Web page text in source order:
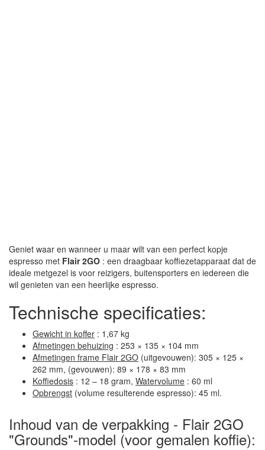
Geniet waar en wanneer u maar wilt van een perfect kopje
espresso met Flair 2GO : een draagbaar koffiezetapparaat dat de
ideale metgezel is voor reizigers, buitensporters en iedereen die
wil genieten van een heerlijke espresso.
Technische specificaties:
Gewicht in koffer : 1,67 kg
Afmetingen behuizing : 253 × 135 × 104 mm
Afmetingen frame Flair 2GO (uitgevouwen): 305 × 125 ×
262 mm, (gevouwen): 89 × 178 × 83 mm
Koffiedosis : 12 – 18 gram, Watervolume : 60 ml
Opbrengst (volume resulterende espresso): 45 ml.
Inhoud van de verpakking - Flair 2GO
"Grounds"-model (voor gemalen koffie):